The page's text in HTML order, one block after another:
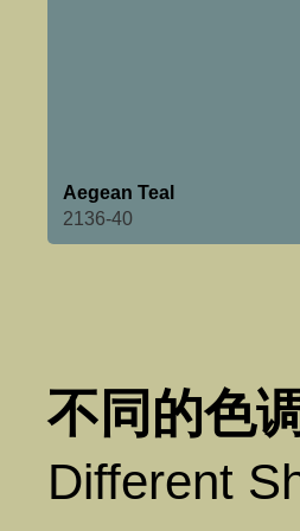
Aegean Teal
2136-40
不同的色调
Different